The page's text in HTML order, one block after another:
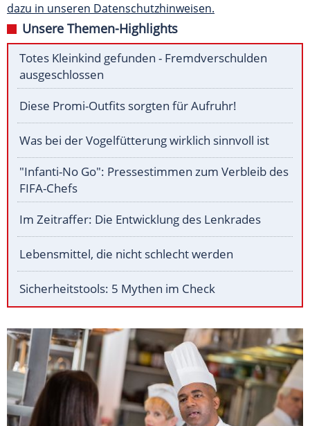
dazu in unseren Datenschutzhinweisen.
Unsere Themen-Highlights
Totes Kleinkind gefunden - Fremdverschulden
ausgeschlossen
Diese Promi-Outfits sorgten für Aufruhr!
Was bei der Vogelfütterung wirklich sinnvoll ist
"Infanti-No Go": Pressestimmen zum Verbleib des
FIFA-Chefs
Im Zeitraffer: Die Entwicklung des Lenkrades
Lebensmittel, die nicht schlecht werden
Sicherheitstools: 5 Mythen im Check